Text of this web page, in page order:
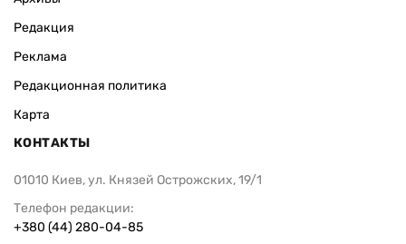
Редакция
Реклама
Редакционная политика
Карта
КОНТАКТЫ
01010 Киев, ул. Князей Острожских, 19/1
Телефон редакции:
+380 (44) 280-04-85